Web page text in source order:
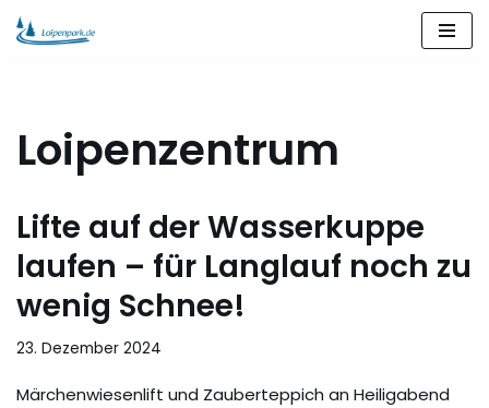
Loipenzentrum
Lifte auf der Wasserkuppe
laufen – für Langlauf noch zu
wenig Schnee!
23. Dezember 2024
Märchenwiesenlift und Zauberteppich an Heiligabend